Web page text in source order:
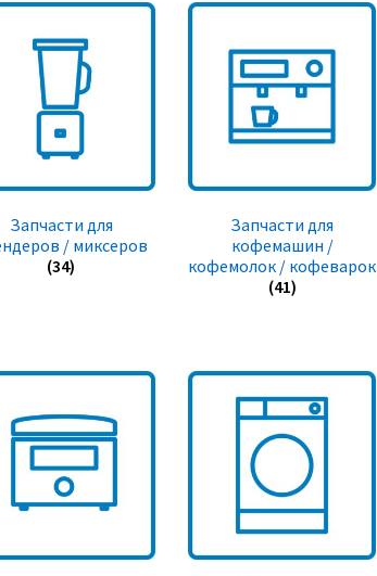
Запчасти для
/ миксеров
(34)
Запчасти для
кофемашин /
кофемолок / кофеварок
(41)